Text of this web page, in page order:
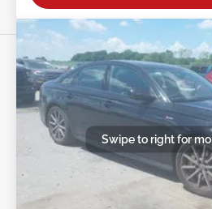
Swipe to right for